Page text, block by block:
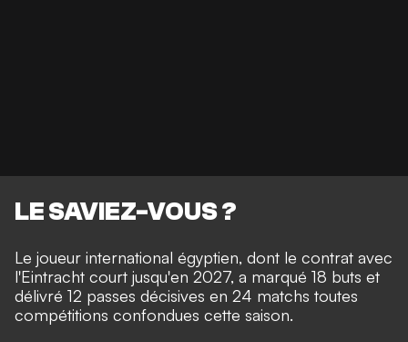
LE SAVIEZ-VOUS ?
Le joueur international égyptien, dont le contrat avec
l'Eintracht court jusqu'en 2027, a marqué 18 buts et
délivré 12 passes décisives en 24 matchs toutes
compétitions confondues cette saison.